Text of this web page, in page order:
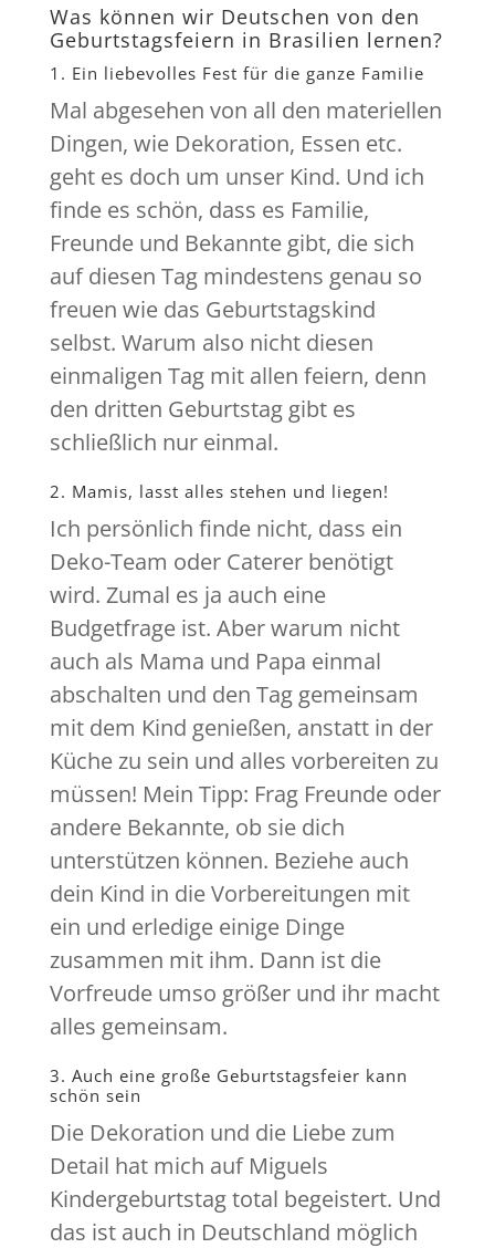
Was können wir Deutschen von den
Geburtstagsfeiern in Brasilien lernen?
1. Ein liebevolles Fest für die ganze Familie
Mal abgesehen von all den materiellen
Dingen, wie Dekoration, Essen etc.
geht es doch um unser Kind. Und ich
finde es schön, dass es Familie,
Freunde und Bekannte gibt, die sich
auf diesen Tag mindestens genau so
freuen wie das Geburtstagskind
selbst. Warum also nicht diesen
einmaligen Tag mit allen feiern, denn
den dritten Geburtstag gibt es
schließlich nur einmal.
2. Mamis, lasst alles stehen und liegen!
Ich persönlich finde nicht, dass ein
Deko-Team oder Caterer benötigt
wird. Zumal es ja auch eine
Budgetfrage ist. Aber warum nicht
auch als Mama und Papa einmal
abschalten und den Tag gemeinsam
mit dem Kind genießen, anstatt in der
Küche zu sein und alles vorbereiten zu
müssen! Mein Tipp: Frag Freunde oder
andere Bekannte, ob sie dich
unterstützen können. Beziehe auch
dein Kind in die Vorbereitungen mit
ein und erledige einige Dinge
zusammen mit ihm. Dann ist die
Vorfreude umso größer und ihr macht
alles gemeinsam.
3. Auch eine große Geburtstagsfeier kann
schön sein
Die Dekoration und die Liebe zum
Detail hat mich auf Miguels
Kindergeburtstag total begeistert. Und
das ist auch in Deutschland möglich